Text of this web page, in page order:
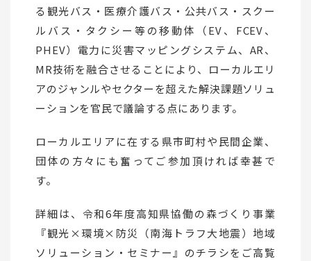
る観光バス・医療介護バス・公共バス・スクー
ルバス・タクシー等の移動体（EV、FCEV、
PHEV）電力に災害マッピングシステム、AR、
MR技術を融合させることにより、ローカルエリ
アのジャンルやセクターを超えた解決課題ソリュ
ーションを官民で議論する点にあります。
ローカルエリアに在する県市町村や民間企業、
団体の方々にも奮ってご参加頂ければ幸甚で
す。
詳細は、令和6年度高知県協働の森づくり事業
『観光×環境×防災（南海トラフ大地震）地域
ソリューション・セミナー』のチラシをご高覧